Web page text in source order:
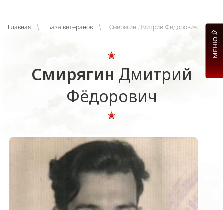
Главная База ветеранов Смирягин Дмитрий Фёдорович
Смирягин Дмитрий
Фёдорович
МЕНЮ